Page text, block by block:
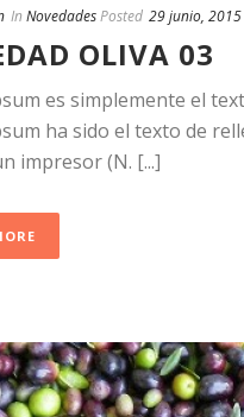
In NovedadesPosted 29 junio, 2015
OLIVA 03
es simplemente el
ha sido el texto de
impresor (N. [...]